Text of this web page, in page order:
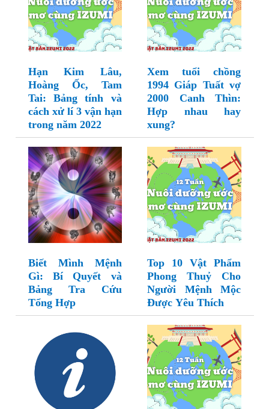
Hạn Kim Lâu,
Hoàng Ốc, Tam
Tai: Bảng tính và
cách xử lí 3 vận hạn
trong năm 2022
Xem tuổi chồng
1994 Giáp Tuất vợ
2000 Canh Thìn:
Hợp nhau hay
xung?
Biết Mình Mệnh
Gì: Bí Quyết và
Bảng Tra Cứu
Tổng Hợp
Top 10 Vật Phẩm
Phong Thuỷ Cho
Người Mệnh Mộc
Được Yêu Thích